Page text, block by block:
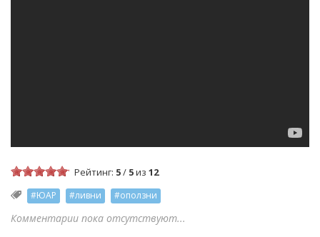
Рейтинг: 5/ 5из 12
#ЮАР #ливни #оползни
Комментарии пока отсутствуют...